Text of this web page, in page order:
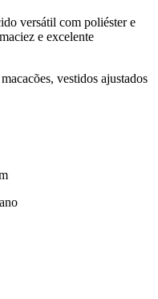
versátil com poliéster e
e excelente
vestidos ajustados